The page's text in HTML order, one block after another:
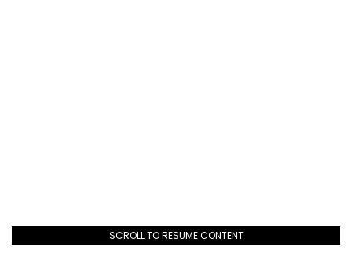
SCROLL TO RESUME CONTENT